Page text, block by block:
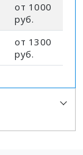
от 1000
руб.
от 1300
руб.